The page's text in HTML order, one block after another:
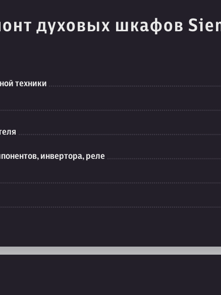
духовых шкафов
техники
инвертора, реле